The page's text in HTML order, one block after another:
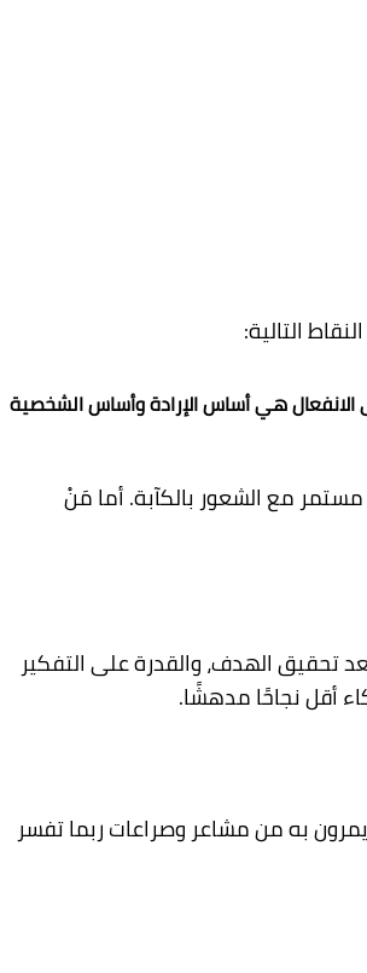
التالية:
الانفعال هي أساس الإرادة وأساس الشخصية
مع الشعور بالكآبة. أما مَنْ
تحقيق الهدف، والقدرة على التفكير
أقل نجاحًا مدهشًا.
به من مشاعر وصراعات ربما تفسر